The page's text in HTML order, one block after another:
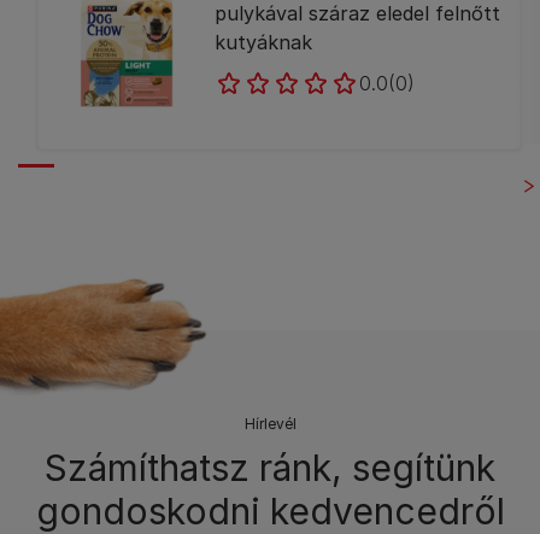
pulykával száraz eledel felnőtt
kutyáknak
0.0(0)
Hírlevél​
Számíthatsz ránk, segítünk
gondoskodni kedvencedről